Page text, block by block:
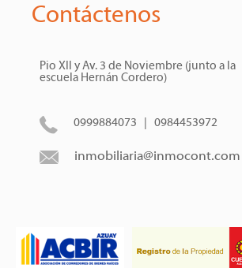
Contáctenos
Pio XII y Av. 3 de Noviembre (junto a la
escuela Hernán Cordero)
0999884073 | 0984453972
inmobiliaria@inmocont.com